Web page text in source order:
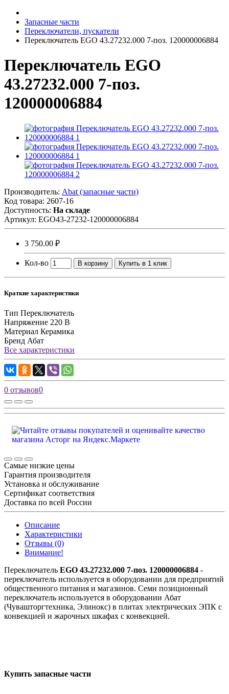
Запасные части
Переключатели, пускатели
Переключатель EGO 43.27232.000 7-поз. 120000006884
Переключатель EGO
43.27232.000 7-поз.
120000006884
Производитель: Abat (запасные части)
Код товара: 2607-16
Доступность: На складе
Артикул: EGO43-27232-120000006884
3 750.00 ₽
Кол-во В корзину Купить в 1 клик
Краткие характеристики
Тип Переключатель
Напряжение 220 В
Материал Керамика
Бренд Абат
Все характеристики
0 отзывов0
Самые низкие цены
Гарантия производителя
Установка и обслуживание
Сертификат соответствия
Доставка по всей России
Описание
Характеристики
Отзывы (0)
Внимание!
Переключатель EGO 43.27232.000 7-поз. 120000006884 -
переключатель используется в оборудовании для предприятий
общественного питания и магазинов. Семи позиционный
переключатель используется в оборудовании Абат
(Чувашторгтехника, Элинокс) в плитах электрических ЭПК с
конвекцией и жарочных шкафах с конвекцией.
Купить запасные части